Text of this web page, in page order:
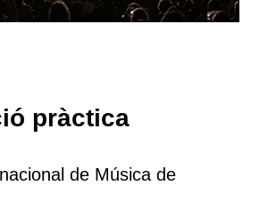
pràctica
de Música de